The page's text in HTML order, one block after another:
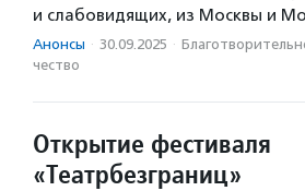
и слабовидящих, из Москвы и
Анонсы · 30.09.2025 ·
чест­во
Открытие фестиваля
«Театрбезграниц»